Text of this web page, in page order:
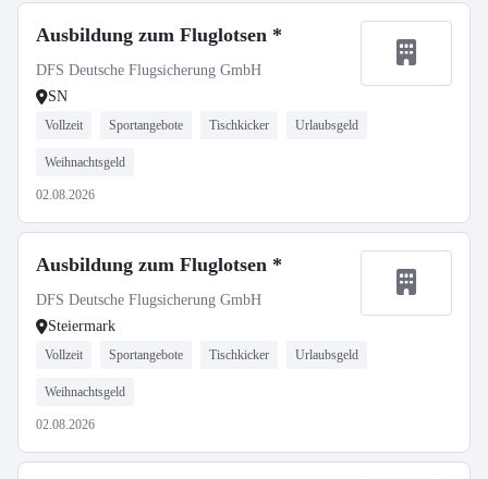
Ausbildung zum Fluglotsen *
DFS Deutsche Flugsicherung GmbH
SN
Vollzeit Sportangebote Tischkicker Urlaubsgeld
Weihnachtsgeld
02.08.2026
Ausbildung zum Fluglotsen *
DFS Deutsche Flugsicherung GmbH
Steiermark
Vollzeit Sportangebote Tischkicker Urlaubsgeld
Weihnachtsgeld
02.08.2026